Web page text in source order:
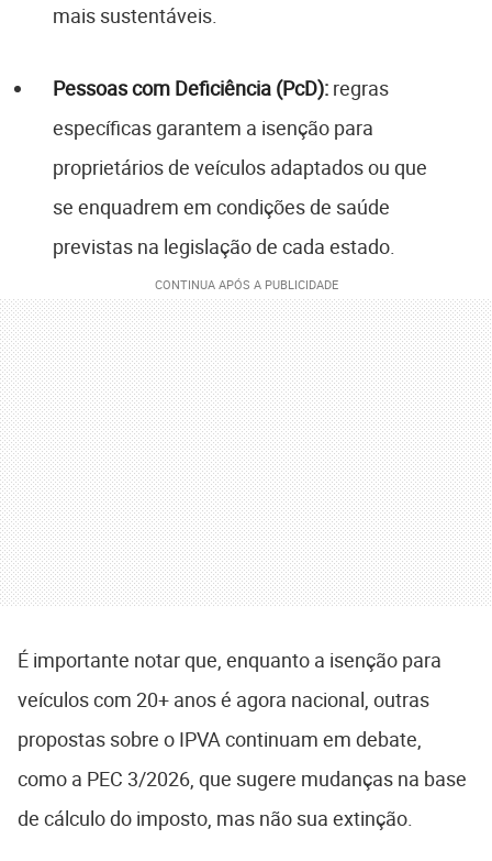
mais sustentáveis.
Pessoas com Deficiência (PcD): regras
específicas garantem a isenção para
proprietários de veículos adaptados ou que
se enquadrem em condições de saúde
previstas na legislação de cada estado.
É importante notar que, enquanto a isenção para
veículos com 20+ anos é agora nacional, outras
propostas sobre o IPVA continuam em debate,
como a PEC 3/2026, que sugere mudanças na base
de cálculo do imposto, mas não sua extinção.